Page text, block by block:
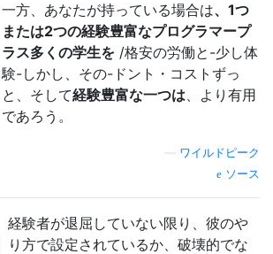
一方、あなたが持っている場合は、1つ
または2つの経験豊富なプログラマープ
ラス多くの学生を /格安の労働と-少し体
験-しかし、その-ドント・コストずっ
と、そして経験豊富な一つは、より有用
であろう。
ワイルドピーク
ソース
経験者が退屈していない限り、彼のや
り方で設定されているか、破壊的でな